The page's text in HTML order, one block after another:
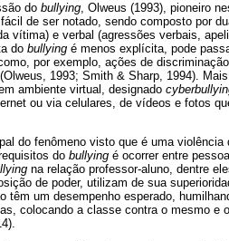
do bullying, Olweus (1993), pioneiro
de ser notado, sendo composto por
vítima) e verbal (agressões verbais,
do bullying é menos explícita, pode
por exemplo, ações de
1993; Smith & Sharp, 1994).
ambiente virtual, designado
ou via celulares, de vídeos e fotos
do fenômeno visto que é uma
do bullying é ocorrer entre
na relação professor-aluno, dentre
de poder, utilizam de sua
um desempenho esperado,
colocando a classe contra o mesmo e